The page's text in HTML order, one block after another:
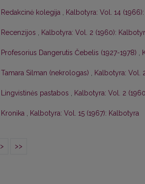
Redakcinė kolegija , Kalbotyra: Vol. 14
Recenzijos , Kalbotyra: Vol. 2 (1960):
Profesorius Dangerutis Čebelis (1927-1978) ,
Tamara Silman (nekrologas) , Kalbotyra: Vol.
Lingvistinės pastabos , Kalbotyra: Vol. 2
Kronika , Kalbotyra: Vol. 15 (1967): Kalbotyra
> >>